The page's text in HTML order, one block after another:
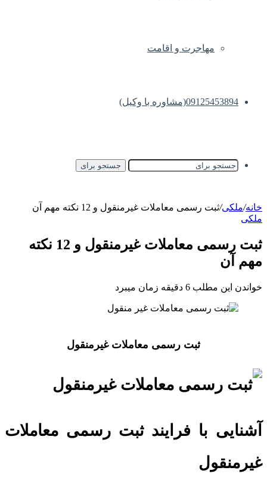
مهاجرت و اقامت
09125453894(مشاوره با وکیل)
جستجو برای
خانه/ملکی/ثبت رسمی معاملات غیرمنقول و 12 نکته مهم آن
ملکی
ثبت رسمی معاملات غیرمنقول و 12 نکته
مهم آن
خواندن این مطلب 6 دقیقه زمان میبرد
ثبت رسمی معاملات غیرمنقول
آشنایی با فرایند ثبت رسمی معاملات
غیرمنقول